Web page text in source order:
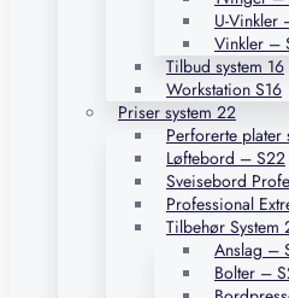
U-Vinkler
Vinkler –
Tilbud system 16
Workstation S16
Priser system 22
Perforerte plater
Løftebord – S22
Sveisebord
Professional
Tilbehør System
Anslag –
Bolter –